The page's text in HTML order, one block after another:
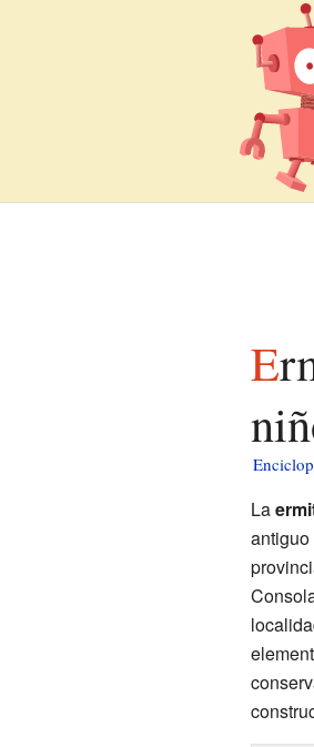
Ermita de Nuestra Señora de Consolación para
La
antiguo